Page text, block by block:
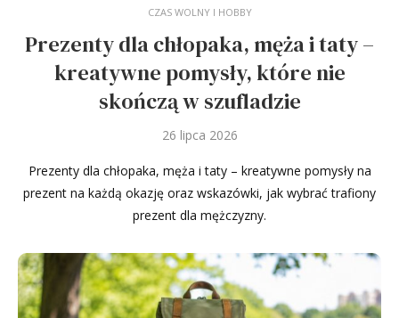
CZAS WOLNY I HOBBY
Prezenty dla chłopaka, męża i taty –
kreatywne pomysły, które nie
skończą w szufladzie
26 lipca 2026
Prezenty dla chłopaka, męża i taty – kreatywne pomysły na
prezent na każdą okazję oraz wskazówki, jak wybrać trafiony
prezent dla mężczyzny.